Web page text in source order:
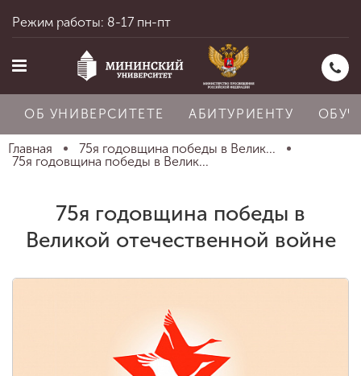
Об университете
Обучение
Режим работы: 8-17 пн-пт
ОБ УНИВЕРСИТЕТЕ АБИТУРИЕНТУ
Главная
75я годовщина победы в Велик...
75я годовщина победы в Велик...
75я годовщина победы в
Великой отечественной войне